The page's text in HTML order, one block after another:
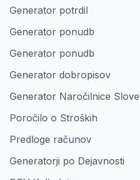
Generator potrdil
Generator ponudb
Generator ponudb
Generator dobropisov
Generator Naročilnice
Poročilo o Stroških
Predloge računov
Generatorji po Dejavnosti